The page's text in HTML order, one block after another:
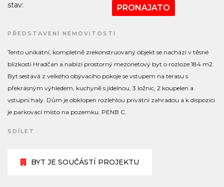
stav: PRONAJATO
PŘEDSTAVENÍ NEMOVITOSTI
Tento unikátní, kompletně zrekonstruovaný objekt se nachází v těsné
blízkosti Hradčan a nabízí prostorný mezonetový byt o rozloze 184 m2.
Byt sestává z velkého obývacího pokoje se vstupem na terasu s
překrásným výhledem, kuchyně s jídelnou, 3 ložnic, 2 koupelen a
vstupní haly. Dům je obklopen rozlehlou privátní zahradou a k dispozici
je parkovací místo na pozemku. PENB C.
SDÍLET
BYT JE SOUČÁSTÍ PROJEKTU